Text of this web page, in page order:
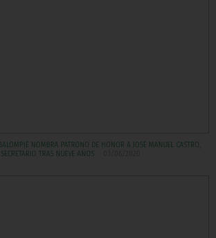
NOMBRA PATRONO DE HONOR A JOSÉ MANUEL CASTRO,
TRAS NUEVE AÑOS